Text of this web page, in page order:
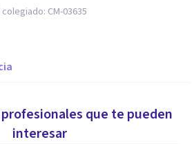
colegiado: CM-03635
que te pueden
interesar